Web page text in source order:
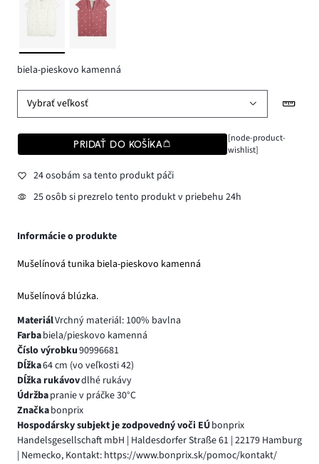
biela-pieskovo kamenná
Vybrať veľkosť
PRIDAŤ DO KOŠÍKA
[node-product-
wishlist]
24 osobám sa tento produkt páči
25 osôb si prezrelo tento produkt v priebehu 24h
Informácie o produkte
Mušelínová tunika biela-pieskovo kamenná
Mušelínová blúzka.
MateriálVrchný materiál: 100% bavlna
Farbabiela/pieskovo kamenná
Číslo výrobku90996681
Dĺžka64 cm (vo veľkosti 42)
Dĺžka rukávovdlhé rukávy
Údržbapranie v práčke 30°C
Značkabonprix
Hospodársky subjekt je zodpovedný voči EÚbonprix
Handelsgesellschaft mbH | Haldesdorfer Straße 61 | 22179 Hamburg
| Nemecko, Kontakt: https://www.bonprix.sk/pomoc/kontakt/